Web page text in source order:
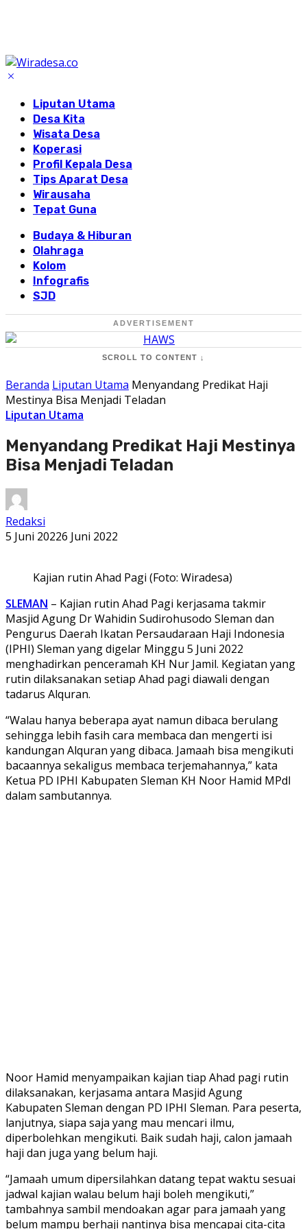
Liputan Utama
Desa Kita
Wisata Desa
Koperasi
Profil Kepala Desa
Tips Aparat Desa
Wirausaha
Tepat Guna
Budaya & Hiburan
Olahraga
Kolom
Infografis
SJD
ADVERTISEMENT
SCROLL TO CONTENT ↓
Beranda Liputan Utama Menyandang Predikat Haji
Mestinya Bisa Menjadi Teladan
Liputan Utama
Menyandang Predikat Haji Mestinya
Bisa Menjadi Teladan
Redaksi
5 Juni 20226 Juni 2022
Kajian rutin Ahad Pagi (Foto: Wiradesa)
SLEMAN – Kajian rutin Ahad Pagi kerjasama takmir
Masjid Agung Dr Wahidin Sudirohusodo Sleman dan
Pengurus Daerah Ikatan Persaudaraan Haji Indonesia
(IPHI) Sleman yang digelar Minggu 5 Juni 2022
menghadirkan penceramah KH Nur Jamil. Kegiatan yang
rutin dilaksanakan setiap Ahad pagi diawali dengan
tadarus Alquran.
“Walau hanya beberapa ayat namun dibaca berulang
sehingga lebih fasih cara membaca dan mengerti isi
kandungan Alquran yang dibaca. Jamaah bisa mengikuti
bacaannya sekaligus membaca terjemahannya,” kata
Ketua PD IPHI Kabupaten Sleman KH Noor Hamid MPdI
dalam sambutannya.
Noor Hamid menyampaikan kajian tiap Ahad pagi rutin
dilaksanakan, kerjasama antara Masjid Agung
Kabupaten Sleman dengan PD IPHI Sleman. Para peserta,
lanjutnya, siapa saja yang mau mencari ilmu,
diperbolehkan mengikuti. Baik sudah haji, calon jamaah
haji dan juga yang belum haji.
“Jamaah umum dipersilahkan datang tepat waktu sesuai
jadwal kajian walau belum haji boleh mengikuti,”
tambahnya sambil mendoakan agar para jamaah yang
belum mampu berhaji nantinya bisa mencapai cita-cita